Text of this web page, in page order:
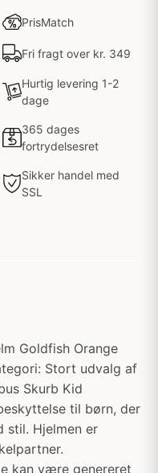
PrisMatch
Fri fragt over kr. 349
Hurtig levering 1-2
dage
365 dages
fortrydelsesret
Sikker handel med
SSL
Goldfish Orange
Stort udvalg af
Skurb Kid
til børn, der
stil. Hjelmen er
kan være genereret